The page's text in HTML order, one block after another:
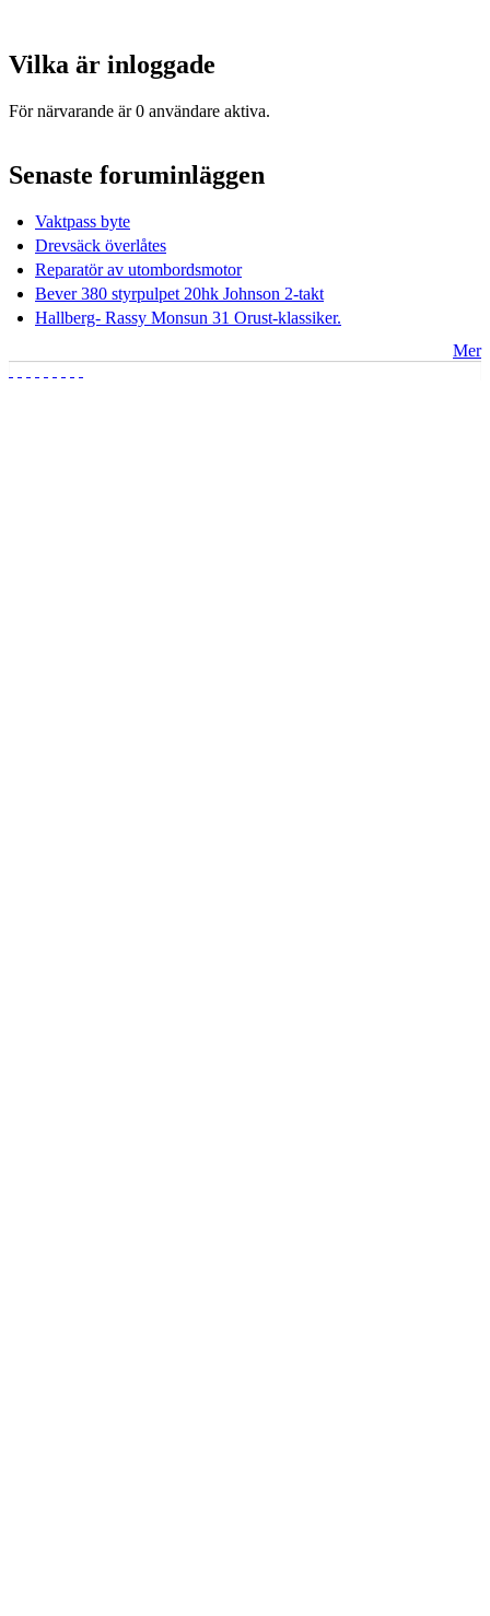
Vilka är inloggade
För närvarande är 0 användare aktiva.
Senaste foruminläggen
Vaktpass byte
Drevsäck överlåtes
Reparatör av utombordsmotor
Bever 380 styrpulpet 20hk Johnson 2-takt
Hallberg- Rassy Monsun 31 Orust-klassiker.
Mer